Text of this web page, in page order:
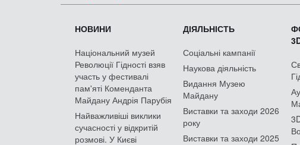
НОВИНИ
Національний музей
Революції Гідності взяв
участь у фестивалі
пам'яті Коменданта
Майдану Андрія Парубія
Найважливіші виклики
сучасності у відкритій
розмові. У Києві
ДІЯЛЬНІСТЬ
Соціальні кампанії
Наукова діяльність
Видання Музею
Майдану
Виставки та заходи 2026
року
Виставки та заходи 2025